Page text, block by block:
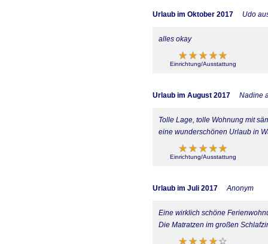
Urlaub im Oktober 2017 Udo
alles okay
Einrichtung/Ausstattung
Urlaub im August 2017 Nadine
Tolle Lage, tolle Wohnung mit
eine wunderschönen Urlaub in
Einrichtung/Ausstattung
Urlaub im Juli 2017 Anonym
Eine wirklich schöne
Die Matratzen im großen